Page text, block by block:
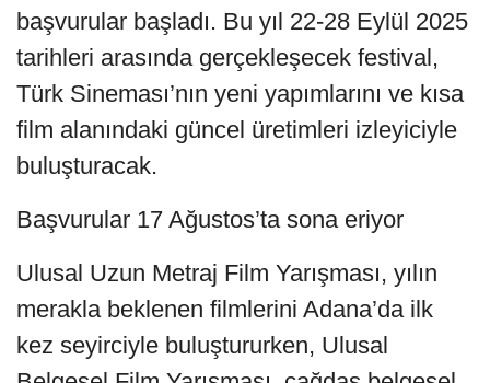
başvurular başladı. Bu yıl 22-28 Eylül 2025
tarihleri arasında gerçekleşecek festival,
Türk Sineması’nın yeni yapımlarını ve kısa
film alanındaki güncel üretimleri izleyiciyle
buluşturacak.
Başvurular 17 Ağustos’ta sona eriyor
Ulusal Uzun Metraj Film Yarışması, yılın
merakla beklenen filmlerini Adana’da ilk
kez seyirciyle buluştururken, Ulusal